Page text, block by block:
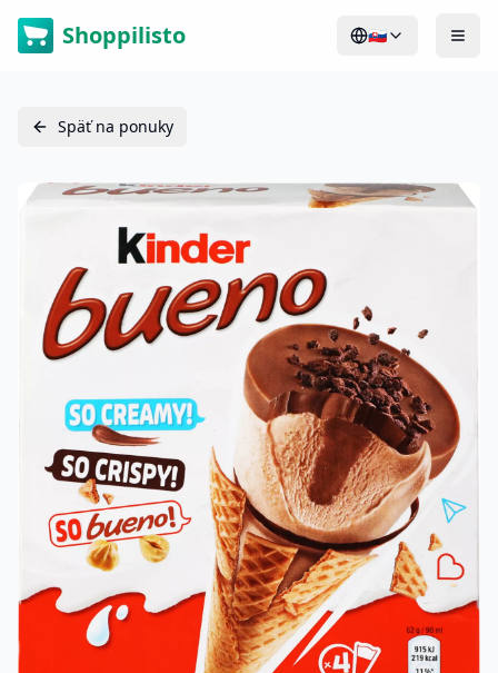
Shoppilisto 🇸🇰
Späť na ponuky